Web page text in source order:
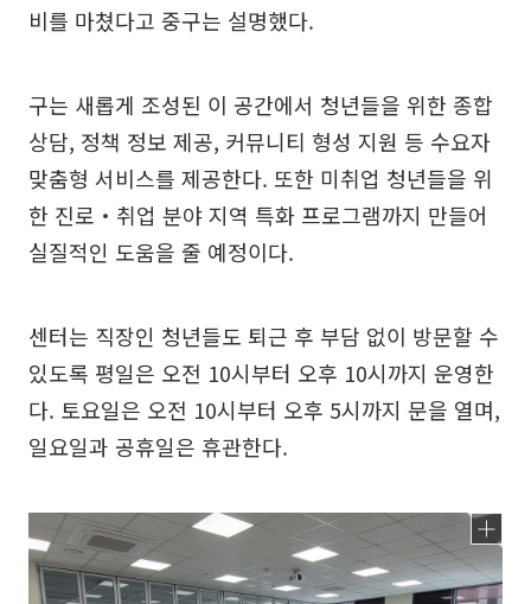
비를 마쳤다고 중구는 설명했다.
구는 새롭게 조성된 이 공간에서 청년들을 위한 종합
상담, 정책 정보 제공, 커뮤니티 형성 지원 등 수요자
맞춤형 서비스를 제공한다. 또한 미취업 청년들을 위
한 진로‧취업 분야 지역 특화 프로그램까지 만들어
실질적인 도움을 줄 예정이다.
센터는 직장인 청년들도 퇴근 후 부담 없이 방문할 수
있도록 평일은 오전 10시부터 오후 10시까지 운영한
다. 토요일은 오전 10시부터 오후 5시까지 문을 열며,
일요일과 공휴일은 휴관한다.